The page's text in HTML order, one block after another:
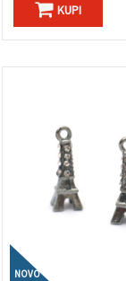
KUPI
NOVO